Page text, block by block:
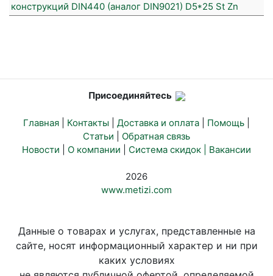
конструкций DIN440 (аналог DIN9021) D5*25 St Zn
Присоединяйтесь
Главная Контакты Доставка и оплата Помощь
Статьи
Обратная связь
Новости
О компании Система скидок | Вакансии
2026
www.metizi.com
Данные о товарах и услугах, представленные на
сайте, носят информационный характер и ни при
каких условиях